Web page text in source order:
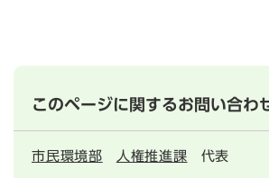
このページに関するお問い合わ
市民環境部 人権推進課 代表